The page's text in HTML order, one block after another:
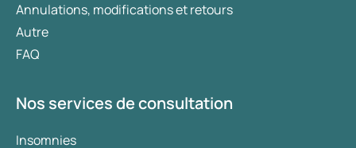
Annulations, modifications et retours
Autre
FAQ
Nos services de consultation
Insomnies